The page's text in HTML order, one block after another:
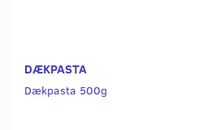
DÆKPASTA
Dækpasta 500g